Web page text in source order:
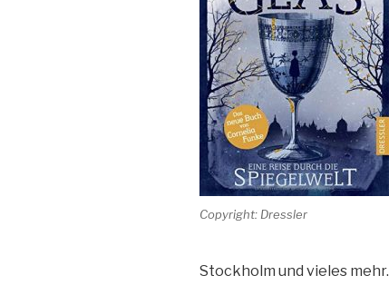
Copyright: Dressler
Stockholm und vieles mehr.